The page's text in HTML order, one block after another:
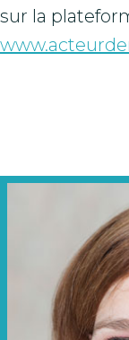
sur la